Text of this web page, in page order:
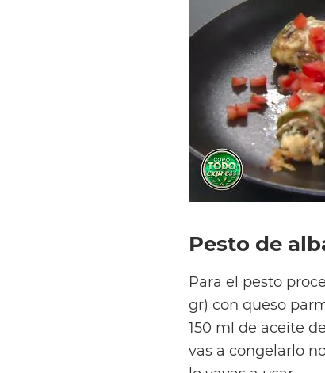
Pesto de
Para el pesto
gr) con queso
150 ml de aceite
vas a congelarlo